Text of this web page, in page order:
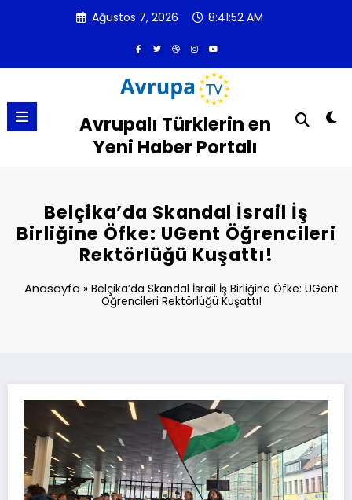
Ağustos 7, 2026 8:41:52 AM
Avrupalı Türklerin en
Yeni Haber Portalı
Belçika’da Skandal İsrail İş
Birliğine Öfke: UGent Öğrencileri
Rektörlüğü Kuşattı!
Anasayfa» Belçika’da Skandal İsrail İş Birliğine Öfke: UGent
Öğrencileri Rektörlüğü Kuşattı!